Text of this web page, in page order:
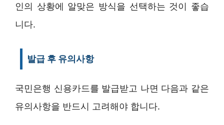
인의 상황에 알맞은 방식을 선택하는 것이 좋습
니다.
발급 후 유의사항
국민은행 신용카드를 발급받고 나면 다음과 같은
유의사항을 반드시 고려해야 합니다.